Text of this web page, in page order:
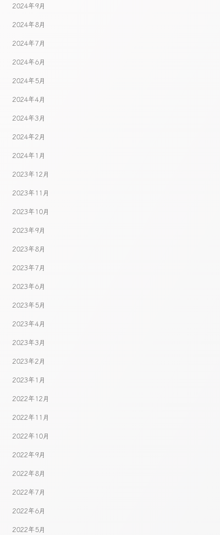
2024年9月
2024年8月
2024年7月
2024年6月
2024年5月
2024年4月
2024年3月
2024年2月
2024年1月
2023年12月
2023年11月
2023年10月
2023年9月
2023年8月
2023年7月
2023年6月
2023年5月
2023年4月
2023年3月
2023年2月
2023年1月
2022年12月
2022年11月
2022年10月
2022年9月
2022年8月
2022年7月
2022年6月
2022年5月